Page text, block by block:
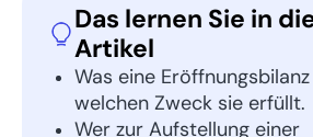
Das lernen Sie in
Artikel
Was eine
welchen Zweck sie erfüllt.
Wer zur Aufstellung einer